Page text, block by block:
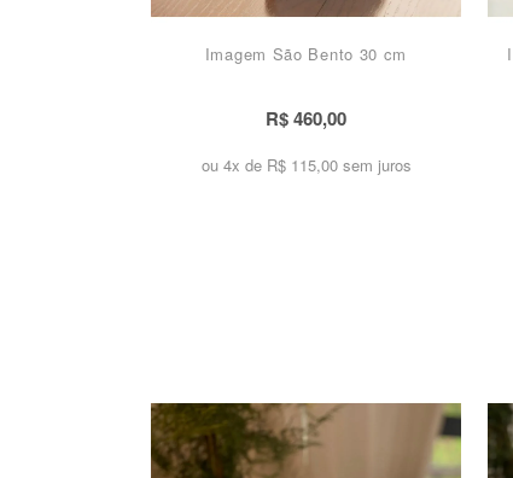
Imagem São Bento 30 cm
R$ 460,00
ou 4x de R$ 115,00 sem juros